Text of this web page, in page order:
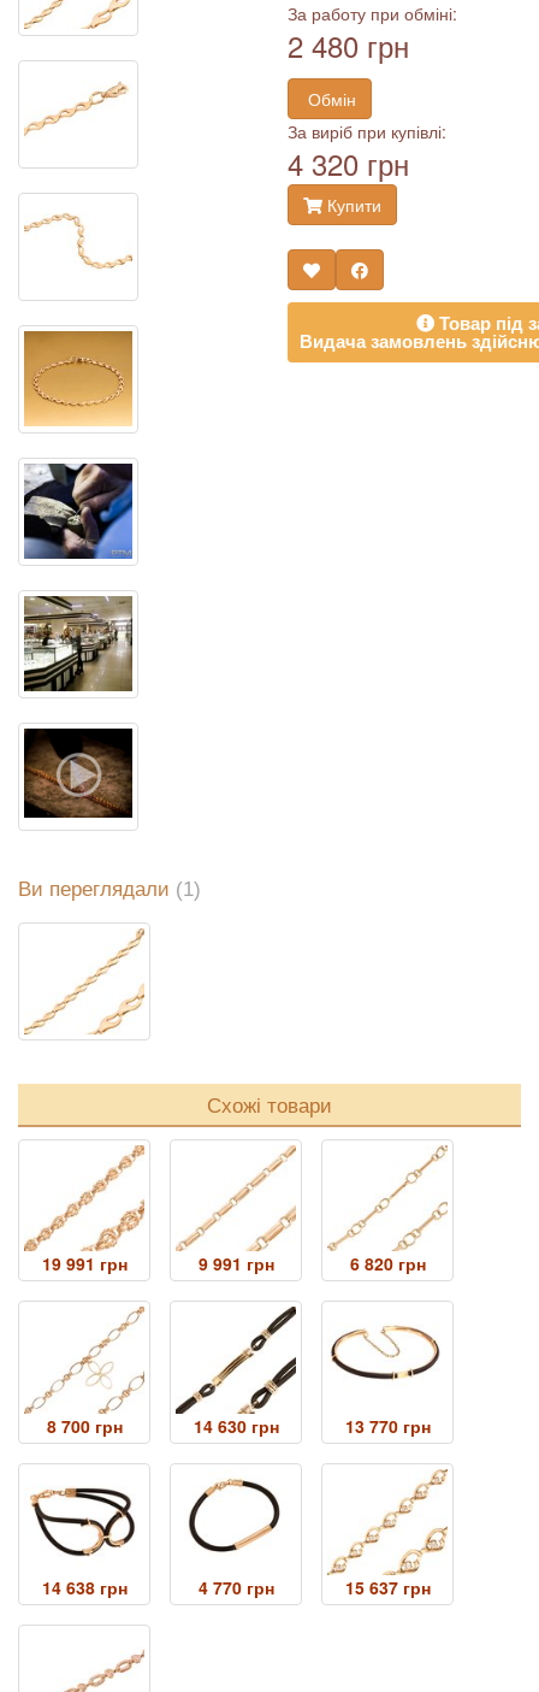
За работу при обміні:
2 480 грн
Обмін
За виріб при купівлі:
4 320 грн
Купити
Товар під
Видача замовлень
Ви переглядали (1)
Схожі товари
19 991 грн 9 991 грн 6 820 грн
8 700 грн 14 630 грн 13 770 грн
14 638 грн 4 770 грн 15 637 грн